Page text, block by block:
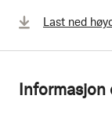
Last ned
Informasjon